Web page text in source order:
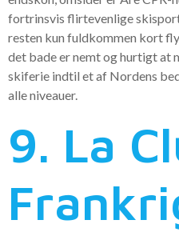
fortrinsvis flirtevenlige
resten kun fuldkommen kort
det bade er nemt og hurtigt at
skiferie indtil et af Nordens
alle niveauer.
9. La